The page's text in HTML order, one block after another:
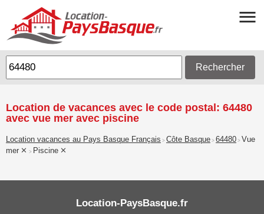
Rechercher
Location de vacances avec le code postal: 64480
avec vue mer avec piscine
Location vacances au Pays Basque Français > Côte Basque > 64480 > Vue
mer
> Piscine
Location-PaysBasque.fr